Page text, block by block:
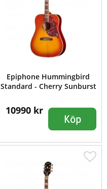
Epiphone Hummingbird
Standard - Cherry Sunburst
10990 kr
Köp